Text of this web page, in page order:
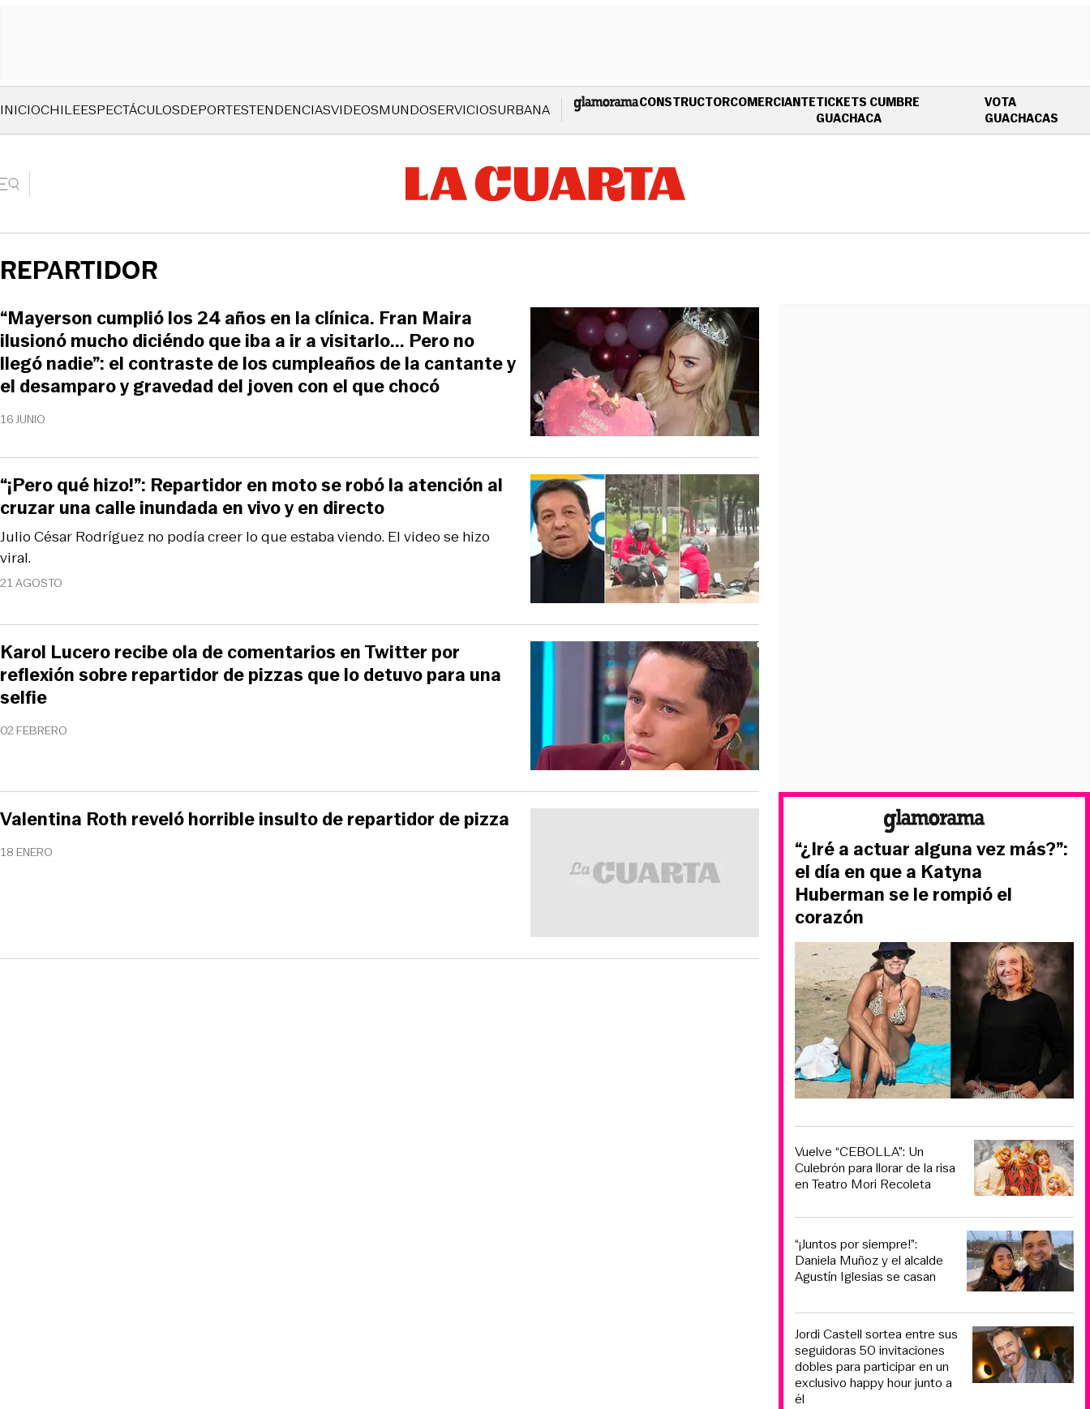
INICIOCHILEESPECTÁCULOSDEPORTESTENDENCIASVIDEOSMUNDOSERVICIOSURBANA CONSTRUCTORCOMERCIANTETICKETS CUMBRE
GUACHACAOPENS IN NEW WINDOW
VOTA
GUACHACAS
REPARTIDOR
16 JUNIO
“Mayerson cumplió los 24 años en la clínica. Fran Maira
ilusionó mucho diciéndo que iba a ir a visitarlo... Pero no
llegó nadie”: el contraste de los cumpleaños de la cantante y
el desamparo y gravedad del joven con el que chocó
21 AGOSTO
Julio César Rodríguez no podía creer lo que estaba viendo. El video se hizo
viral.
“¡Pero qué hizo!”: Repartidor en moto se robó la atención al
cruzar una calle inundada en vivo y en directo
02 FEBRERO
Karol Lucero recibe ola de comentarios en Twitter por
reflexión sobre repartidor de pizzas que lo detuvo para una
selfie
18 ENERO
Valentina Roth reveló horrible insulto de repartidor de pizza
“¿Iré a actuar alguna vez más?”:
el día en que a Katyna
Huberman se le rompió el
corazón
Vuelve “CEBOLLA”: Un
Culebrón para llorar de la risa
en Teatro Mori Recoleta
“¡Juntos por siempre!”:
Daniela Muñoz y el alcalde
Agustín Iglesias se casan
Jordi Castell sortea entre sus
seguidoras 50 invitaciones
dobles para participar en un
exclusivo happy hour junto a
él